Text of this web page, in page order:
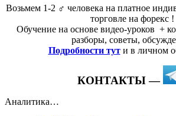
Возьмем 1-2 ‍♂️ человека на платное
торговле на форекс !
Обучение на основе видео-уроков ️ +
разборы, советы,
Подробности тут и в личном
КОНТАКТЫ —
Аналитика…